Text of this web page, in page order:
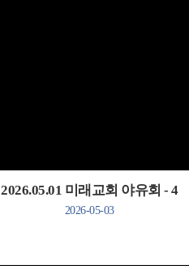
2026.05.01 미래교회 야유회 - 4
2026-05-03